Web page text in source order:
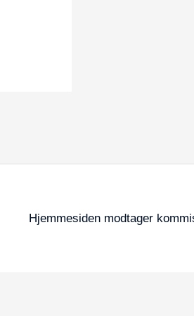
Hjemmesiden modtager